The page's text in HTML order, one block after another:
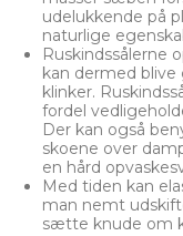
udelukkende på
naturlige
Ruskindssålerne
kan dermed
klinker.
fordel
Der kan også
skoene over
en hård
Med tiden kan
man nemt
sætte knude om